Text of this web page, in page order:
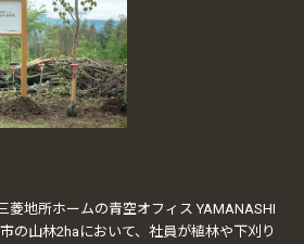
菱地所ホームの青空オフィス YAMANASHI
の山林2haにおいて、社員が植林や下刈り